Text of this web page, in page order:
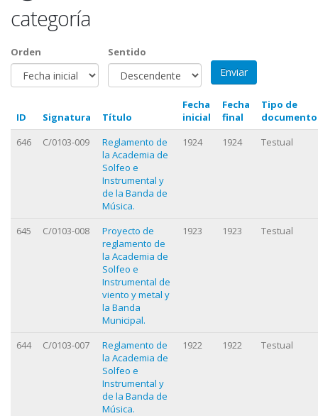
categoría
Orden Sentido
ID Signatura Título
Fecha
inicial
Fecha
final
Tipo de
documento
646
C/0103-009
Reglamento de
la Academia de
Solfeo e
Instrumental y
de la Banda de
Música.
1924 1924 Testual
645 C/0103-008
Proyecto de
reglamento de
la Academia de
Solfeo e
Instrumental de
viento y metal y
la Banda
Municipal.
1923 1923 Testual
644 C/0103-007
Reglamento de
la Academia de
Solfeo e
Instrumental y
de la Banda de
Música.
1922 1922 Testual